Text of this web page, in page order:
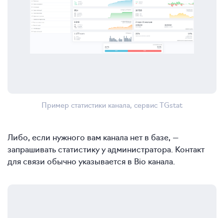
Пример статистики канала, сервис TGstat
Либо, если нужного вам канала нет в базе, —
запрашивать статистику у администратора. Контакт
для связи обычно указывается в Bio канала.